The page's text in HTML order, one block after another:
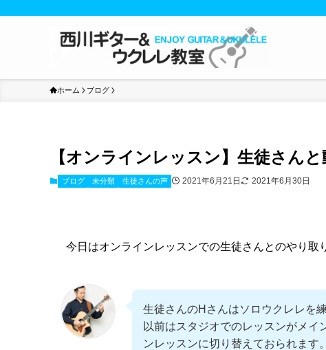
ホーム ブログ
【オンラインレッスン】生徒さん
ブログ 未分類 生徒さんの声 2021年6月21日 2021年6月30日
今日はオンラインレッスンでの生徒さんとのやり取
生徒さんのHさんはソロウクレレを
以前はスタジオでのレッスンがメイ
ンレッスンに切り替えておられます。